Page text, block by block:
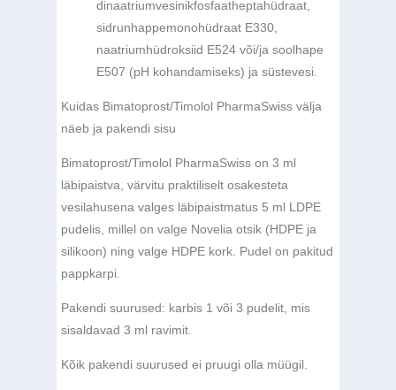
dinaatriumvesinikfosfaatheptahüdraat,
sidrunhappemonohüdraat E330,
naatriumhüdroksiid E524 või/ja soolhape
E507 (pH kohandamiseks) ja süstevesi.
Kuidas Bimatoprost/Timolol PharmaSwiss välja
näeb ja pakendi sisu
Bimatoprost/Timolol PharmaSwiss on 3 ml
läbipaistva, värvitu praktiliselt osakesteta
vesilahusena valges läbipaistmatus 5 ml LDPE
pudelis, millel on valge Novelia otsik (HDPE ja
silikoon) ning valge HDPE kork. Pudel on pakitud
pappkarpi.
Pakendi suurused: karbis 1 või 3 pudelit, mis
sisaldavad 3 ml ravimit.
Kõik pakendi suurused ei pruugi olla müügil.